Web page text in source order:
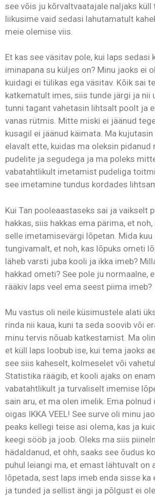
see võis ju kõrvaltvaatajale naljaks küll
liikusime vaid sedasi lahutamatult
meie olemise viis.
Et kas see väsitav pole, kui laps sedasi
iminapana su küljes on? Minu jaoks ei
kuidagi ei tülikas ega väsitav. Kõik sai
katkematult imes, siis tunde järgi ja nii
tunni tagant vahetasin lihtsalt poolt ja
vanas rütmis. Mitte miski ei jäänud
kusagil ei jäänud käimata. Ma
elavalt ette, kuidas ma oleksin pidanud
pudelite ja segudega ja ma poleks
vabatahtlikult imetamist pudeliga
see imetamine tundus kordades
Kui Tan pooleaastaseks sai ja vaikselt
hakkas, siis hakkas ema pärima, et
selle imetamisevärgi lõpetan. Mida kuu
tungivamalt, et noh, kas lõpuks ometi
läheb varsti juba kooli ja ikka imeb?
hakkad ometi? See pole ju normaalne,
rääkiv laps veel ema seest piima imeb?
Mu vastus oli neile küsimustele alati
rinda nii kaua, kuni ta seda soovib või
minu tervis nõuab katkestamist. Ma
et küll laps loobub ise, kui tema jaoks
see siis kaheselt, kolmeselet või
Statistika räägib, et kooli ajaks on
vabatahtlikult ja turvaliselt imemise
sain aru, et ma olen imelik. Ema polnud
oigas IKKA VEEL! See surve oli minu
peaks kellegi teise asi olema, kas ja
keegi sööb ja joob. Oleks ma siis
hädaldanud, et ohh, saaks see õudus
puhul leiangi ma, et emast lähtuvalt on
lõpetada, sest laps imeb enda sisse
ja tunded ja sellist ängi ja põlgust ei